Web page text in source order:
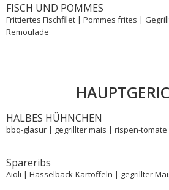
FISCH UND POMMES
Frittiertes Fischfilet | Pommes frites |
Remoulade
HALBES HÜHNCHEN
bbq-glasur | gegrillter mais | rispen-
Spareribs
Aioli | Hasselback-Kartoffeln | gegrillter